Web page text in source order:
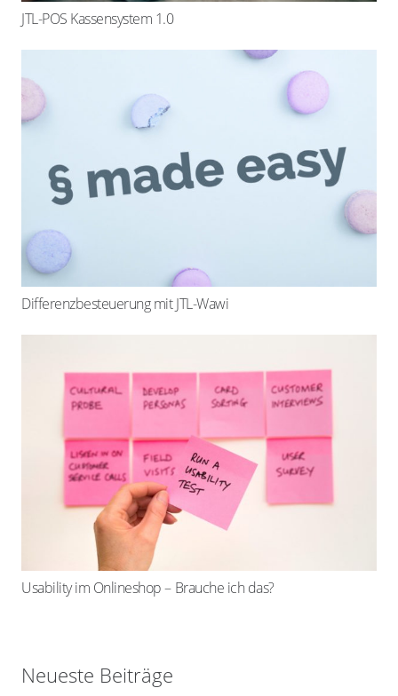
JTL-POS Kassensystem 1.0
Differenzbesteuerung mit JTL-Wawi
Usability im Onlineshop – Brauche ich das?
Neueste Beiträge